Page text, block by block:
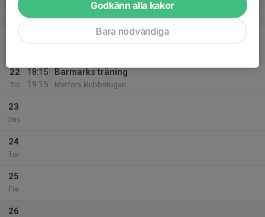
v.43
22
Tis
18:15
19:15
Barmarks träning
Matfors klubbstugan
23
Ons
24
Tor
25
Fre
26
Godkänn alla kakor
Bara nödvändiga